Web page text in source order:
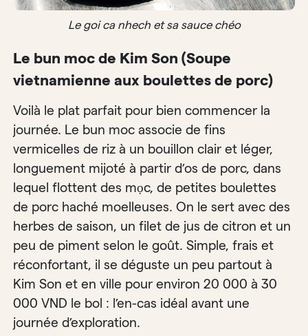
Le goi ca nhech et sa sauce chéo
Le bun moc de Kim Son (Soupe
vietnamienne aux boulettes de porc)
Voilà le plat parfait pour bien commencer la
journée. Le bun moc associe de fins
vermicelles de riz à un bouillon clair et léger,
longuement mijoté à partir d’os de porc, dans
lequel flottent des mọc, de petites boulettes
de porc haché moelleuses. On le sert avec des
herbes de saison, un filet de jus de citron et un
peu de piment selon le goût. Simple, frais et
réconfortant, il se déguste un peu partout à
Kim Son et en ville pour environ 20 000 à 30
000 VND le bol : l’en-cas idéal avant une
journée d’exploration.